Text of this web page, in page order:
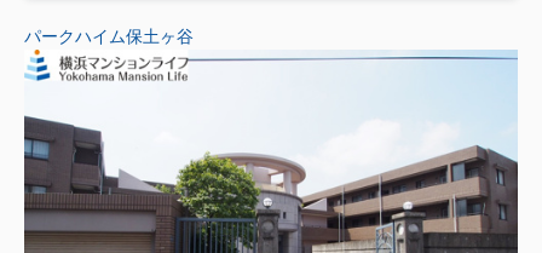
パークハイム保土ヶ谷